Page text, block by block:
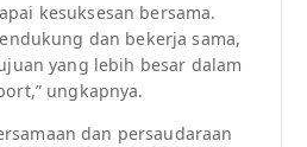
kesuksesan bersama.
dan bekerja sama,
yang lebih besar dalam
ungkapnya.
dan persaudaraan